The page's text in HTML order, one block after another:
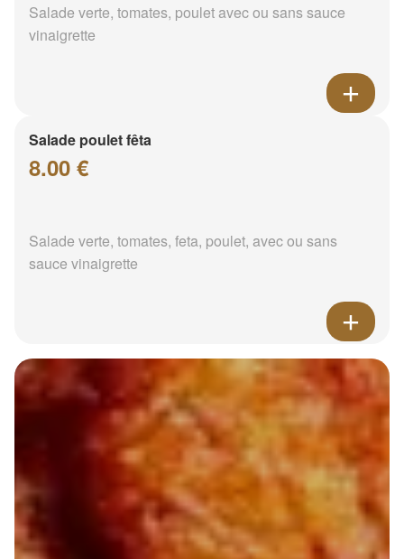
Salade verte, tomates, poulet avec ou sans sauce
vinaigrette
Salade poulet fêta
8.00 €
Salade verte, tomates, feta, poulet, avec ou sans
sauce vinaigrette